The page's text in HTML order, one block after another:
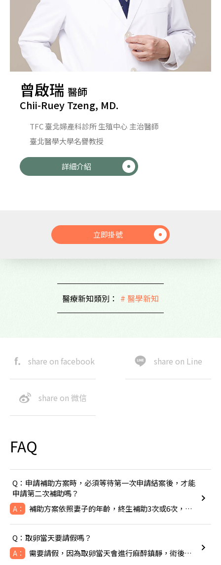
曾啟瑞醫師
Chii-Ruey Tzeng, MD.
TFC 臺北婦產科診所 生殖中心 主治醫師
臺北醫學大學名譽教授
詳細介紹
立即掛號
醫療新知類別： # 醫學新知
share on facebook share on Line
share on 微信
FAQ
Q：申請補助方案時，必須等待第一次申請結案後，才能
申請第二次補助嗎？
A： 補助方案依照妻子的年齡，終生補助3次或6次，除非成功生下寶寶
Q：取卵當天要請假嗎？
A： 需要請假，因為取卵當天會進行麻醉鎮靜，術後可能會感到頭暈噁心